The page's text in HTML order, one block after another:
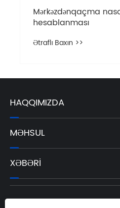
Mərkəzdənqaçma
hesablanması
Ətraflı Baxın >>
HAQQIMIZDA
MƏHSUL
XƏBƏRI